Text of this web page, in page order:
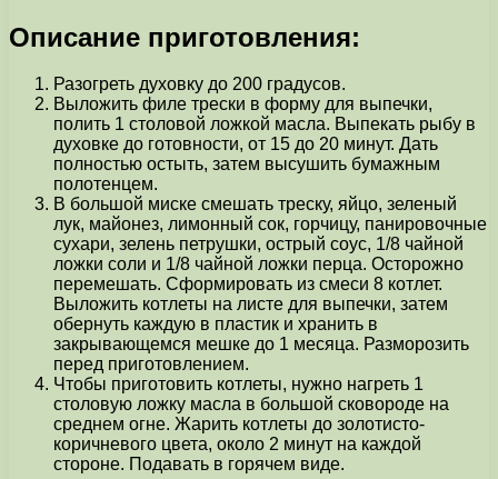
Описание приготовления:
Разогреть духовку до 200 градусов.
Выложить филе трески в форму для выпечки,
полить 1 столовой ложкой масла. Выпекать рыбу в
духовке до готовности, от 15 до 20 минут. Дать
полностью остыть, затем высушить бумажным
полотенцем.
В большой миске смешать треску, яйцо, зеленый
лук, майонез, лимонный сок, горчицу, панировочные
сухари, зелень петрушки, острый соус, 1/8 чайной
ложки соли и 1/8 чайной ложки перца. Осторожно
перемешать. Сформировать из смеси 8 котлет.
Выложить котлеты на листе для выпечки, затем
обернуть каждую в пластик и хранить в
закрывающемся мешке до 1 месяца. Разморозить
перед приготовлением.
Чтобы приготовить котлеты, нужно нагреть 1
столовую ложку масла в большой сковороде на
среднем огне. Жарить котлеты до золотисто-
коричневого цвета, около 2 минут на каждой
стороне. Подавать в горячем виде.